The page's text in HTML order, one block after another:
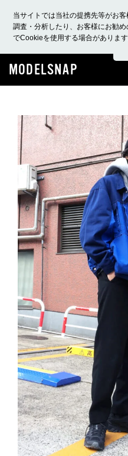
当サイトでは当社の提携先等がお
調査・分析したり、お客様にお勧
でCookieを使用する場合があります
ホーム モデル募集 ラン
MODELSNAP